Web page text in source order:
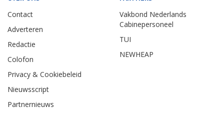
Contact
Adverteren
Redactie
Colofon
Privacy & Cookiebeleid
Nieuwsscript
Partnernieuws
Vakbond Nederlands
Cabinepersoneel
TUI
NEWHEAP